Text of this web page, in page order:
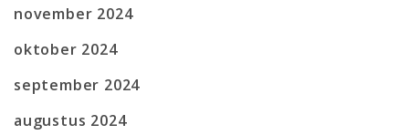
november 2024
oktober 2024
september 2024
augustus 2024